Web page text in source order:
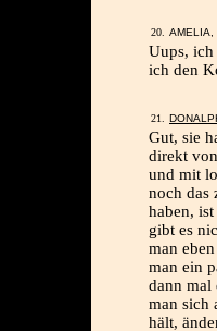
Uups, ich
ich den
Gut, sie
direkt
und mit
noch das
haben,
gibt es
man
man ein
dann mal
man sich
hält,